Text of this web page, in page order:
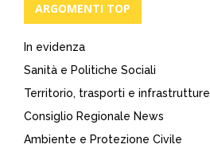
ARGOMENTI TOP
In evidenza
Sanità e Politiche Sociali
Territorio, trasporti e infrastrutture
Consiglio Regionale News
Ambiente e Protezione Civile